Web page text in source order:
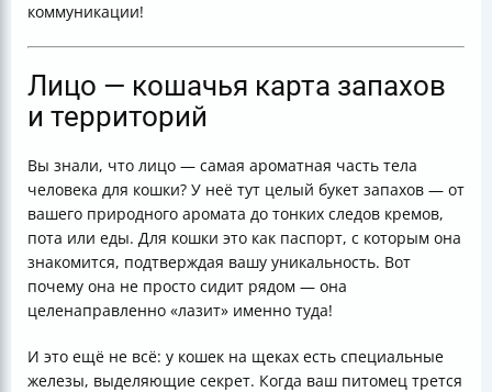
коммуникации!
Лицо — кошачья карта запахов
и территорий
Вы знали, что лицо — самая ароматная часть тела
человека для кошки? У неё тут целый букет запахов — от
вашего природного аромата до тонких следов кремов,
пота или еды. Для кошки это как паспорт, с которым она
знакомится, подтверждая вашу уникальность. Вот
почему она не просто сидит рядом — она
целенаправленно «лазит» именно туда!
И это ещё не всё: у кошек на щеках есть специальные
железы, выделяющие секрет. Когда ваш питомец трется